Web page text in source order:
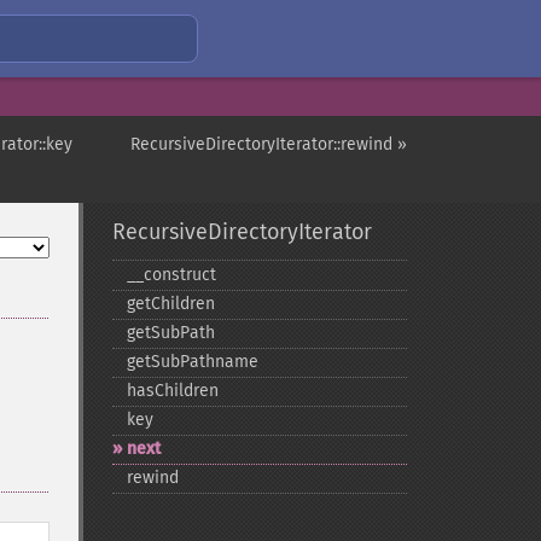
RecursiveDirectoryIterator::rewind »
RecursiveDirectoryIterator
_​_​construct
getChildren
getSubPath
getSubPathname
hasChildren
key
next
rewind